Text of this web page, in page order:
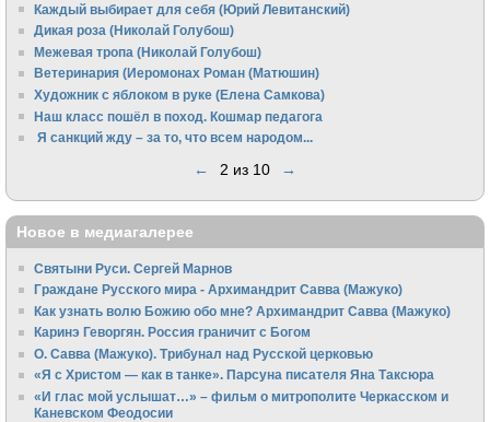
Каждый выбирает для себя (Юрий Левитанский)
Дикая роза (Николай Голубош)
Межевая тропа (Николай Голубош)
Ветеринария (Иеромонах Роман (Матюшин)
Художник с яблоком в руке (Елена Самкова)
Наш класс пошёл в поход. Кошмар педагога
Я санкций жду – за то, что всем народом...
← 2 из 10 →
Новое в медиагалерее
Святыни Руси. Сергей Марнов
Граждане Русского мира - Архимандрит Савва (Мажуко)
Как узнать волю Божию обо мне? Архимандрит Савва (Мажуко)
Каринэ Геворгян. Россия граничит с Богом
О. Савва (Мажуко). Трибунал над Русской церковью
«Я с Христом — как в танке». Парсуна писателя Яна Таксюра
«И глас мой услышат…» – фильм о митрополите Черкасском и
Каневском Феодосии